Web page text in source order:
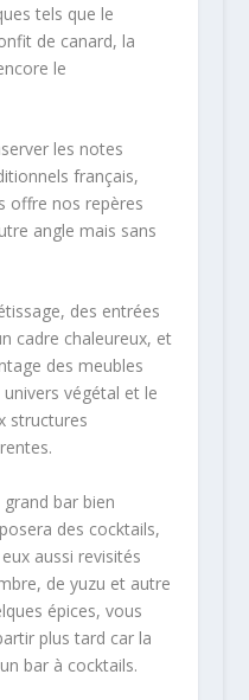
tels que le
de canard, la
le
les notes
français,
offre nos repères
angle mais sans
des entrées
cadre chaleureux, et
des meubles
végétal et le
structures
bar bien
des cocktails,
aussi revisités
de yuzu et autre
épices, vous
plus tard car la
bar à cocktails.